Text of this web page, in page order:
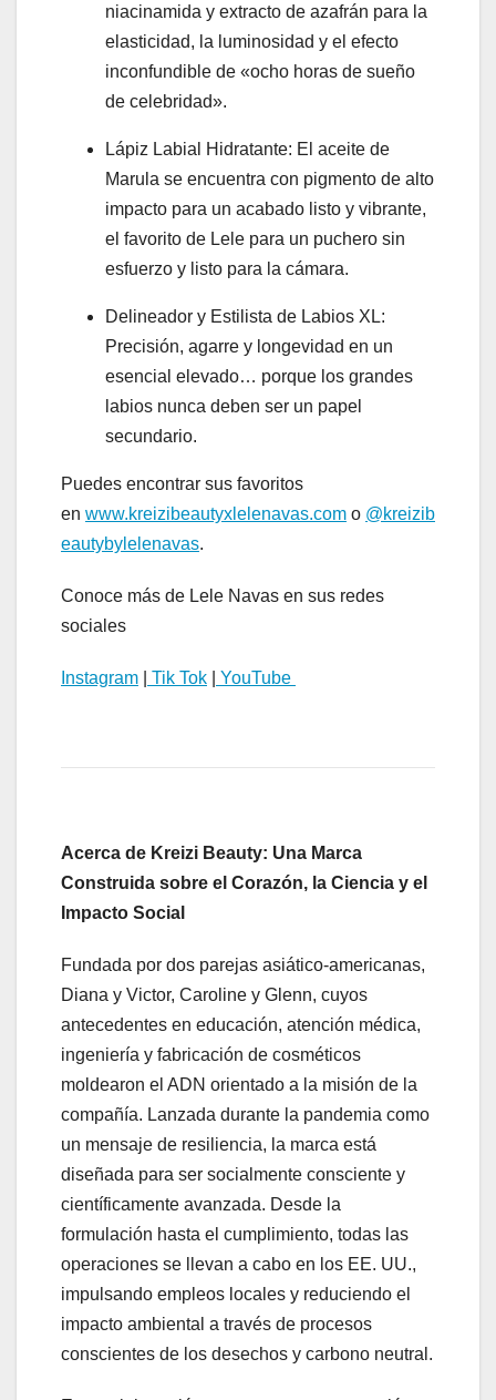
niacinamida y extracto de azafrán para la
elasticidad, la luminosidad y el efecto
inconfundible de «ocho horas de sueño
de celebridad».
Lápiz Labial Hidratante: El aceite de
Marula se encuentra con pigmento de alto
impacto para un acabado listo y vibrante,
el favorito de Lele para un puchero sin
esfuerzo y listo para la cámara.
Delineador y Estilista de Labios XL:
Precisión, agarre y longevidad en un
esencial elevado… porque los grandes
labios nunca deben ser un papel
secundario.
Puedes encontrar sus favoritos
en www.kreizibeautyxlelenavas.com o @kreizib
eautybylelenavas.
Conoce más de Lele Navas en sus redes
sociales
Instagram Tik Tok YouTube
Acerca de Kreizi Beauty: Una Marca
Construida sobre el Corazón, la Ciencia y el
Impacto Social
Fundada por dos parejas asiático-americanas,
Diana y Victor, Caroline y Glenn, cuyos
antecedentes en educación, atención médica,
ingeniería y fabricación de cosméticos
moldearon el ADN orientado a la misión de la
compañía. Lanzada durante la pandemia como
un mensaje de resiliencia, la marca está
diseñada para ser socialmente consciente y
científicamente avanzada. Desde la
formulación hasta el cumplimiento, todas las
operaciones se llevan a cabo en los EE. UU.,
impulsando empleos locales y reduciendo el
impacto ambiental a través de procesos
conscientes de los desechos y carbono neutral.